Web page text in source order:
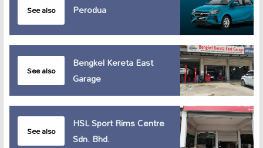
See also Perodua
See also
Bengkel Kereta East
Garage
See also
HSL Sport Rims Centre
Sdn. Bhd.